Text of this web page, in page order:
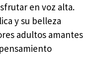
en voz alta.
y su belleza
adultos amantes